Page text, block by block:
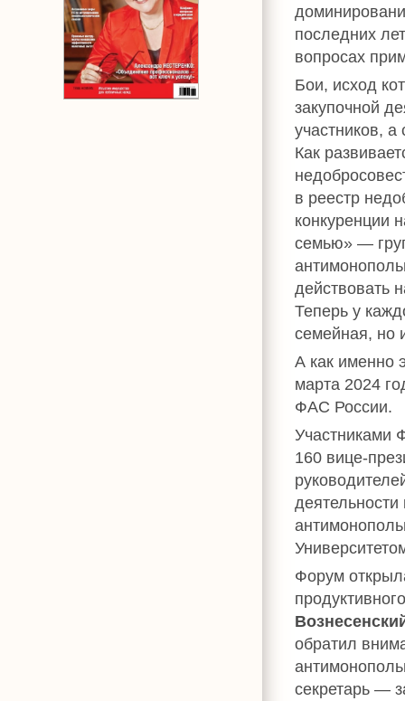
последних
вопросах
Бои, исход
закупочной
участников, а
Как
в реестр
конкуренции
семью» —
действовать
Теперь у
семейная, но
А как именно
марта 2024
ФАС России.
Участниками
160 вице-
Форум
обратил
секретарь —